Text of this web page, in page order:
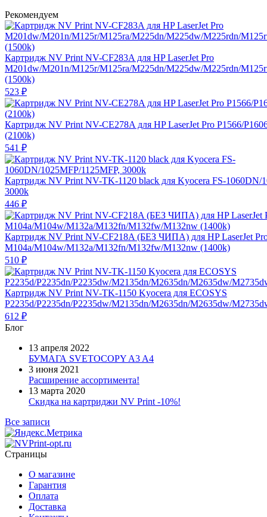
Рекомендуем
Картридж NV Print NV-CF283A для HP LaserJet Pro
M201dw/M201n/M125r/M125ra/M225dn/M225dw/M225rdn/
(1500k)
523 ₽
Картридж NV Print NV-CE278A для HP LaserJet Pro P1566/
(2100k)
541 ₽
Картридж NV Print NV-TK-1120 black для Kyocera FS-1060DN/
3000k
446 ₽
Картридж NV Print NV-CF218A (БЕЗ ЧИПА) для HP LaserJet
M104a/M104w/M132a/M132fn/M132fw/M132nw (1400k)
510 ₽
Картридж NV Print NV-TK-1150 Kyocera для ECOSYS
P2235d/P2235dn/P2235dw/M2135dn/M2635dn/M2635dw/
612 ₽
Блог
13 апреля 2022
БУМАГА SVETOCOPY A3 A4
3 июня 2021
Расширение ассортимента!
13 марта 2020
Скидка на картриджи NV Print -10%!
Все записи
Страницы
О магазине
Гарантия
Оплата
Доставка